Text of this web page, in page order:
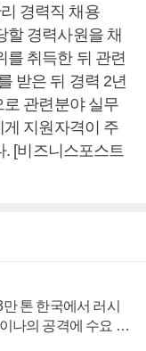
경력직 채용
할 경력사원을 채
를 취득한 뒤 관련
받은 뒤 경력 2년
관련분야 실무
지원자격이 주
. [비즈니스포스트
톤 한국에서 러시
나의 공격에 수요 늘